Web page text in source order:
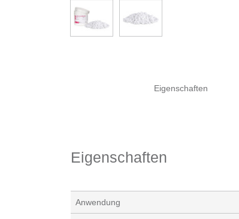
Eigenschaften
Eigenschaften
Anwendung